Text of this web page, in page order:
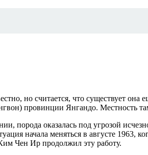
но считается, что существует
провинции Янгандо. Местность
порода оказалась под угрозой
начала меняться в августе 1963,
Чен Ир продолжил эту работу.